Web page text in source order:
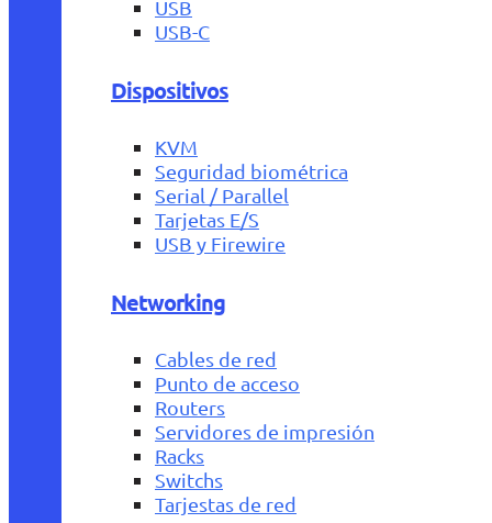
USB
USB-C
Dispositivos
KVM
Seguridad biométrica
Serial / Parallel
Tarjetas E/S
USB y Firewire
Networking
Cables de red
Punto de acceso
Routers
Servidores de impresión
Racks
Switchs
Tarjestas de red